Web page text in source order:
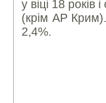
у віці 18
(крім АР
2,4%.